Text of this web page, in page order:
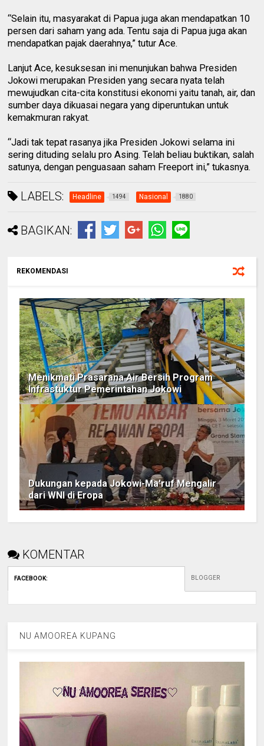
“Selain itu, masyarakat di Papua juga akan mendapatkan 10
persen dari saham yang ada. Tentu saja di Papua juga akan
mendapatkan pajak daerahnya,” tutur Ace.
Lanjut Ace, kesuksesan ini menunjukan bahwa Presiden
Jokowi merupakan Presiden yang secara nyata telah
mewujudkan cita-cita konstitusi ekonomi yaitu tanah, air, dan
sumber daya dikuasai negara yang diperuntukan untuk
kemakmuran rakyat.
“Jadi tak tepat rasanya jika Presiden Jokowi selama ini
sering dituding selalu pro Asing. Telah beliau buktikan, salah
satunya, dengan penguasaan saham Freeport ini,” tukasnya.
LABELS: Headline 1494 Nasional 1880
BAGIKAN:
REKOMENDASI
Menikmati Prasarana Air Bersih Program
Infrastuktur Pemerintahan Jokowi
Dukungan kepada Jokowi-Ma'ruf Mengalir
dari WNI di Eropa
KOMENTAR
FACEBOOK: BLOGGER
NU AMOOREA KUPANG